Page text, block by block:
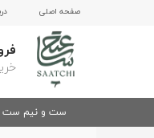
صفحه اصلی
ست و نیم ست